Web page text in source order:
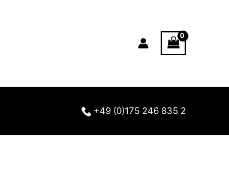
+49 (0)175 246 835 2